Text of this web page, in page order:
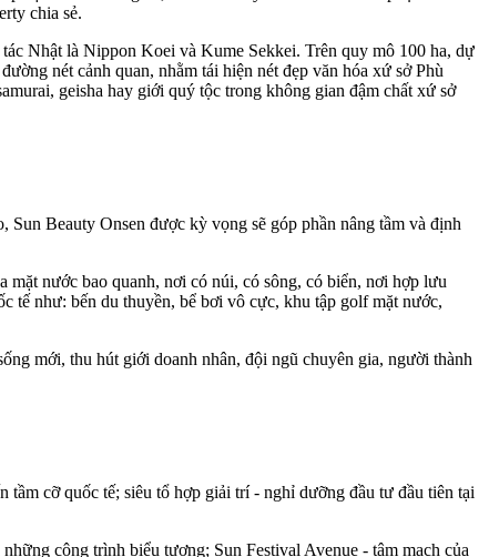
chia sẻ.
Nhật là Nippon Koei và Kume Sekkei. Trên quy mô 100 ha, dự
nét cảnh quan, nhằm tái hiện nét đẹp văn hóa xứ sở Phù
geisha hay giới quý tộc trong không gian đậm chất xứ sở
Beauty Onsen được kỳ vọng sẽ góp phần nâng tầm và định
nước bao quanh, nơi có núi, có sông, có biển, nơi hợp lưu
tế như: bến du thuyền, bể bơi vô cực, khu tập golf mặt nước,
mới, thu hút giới doanh nhân, đội ngũ chuyên gia, người thành
cỡ quốc tế; siêu tổ hợp giải trí - nghỉ dưỡng đầu tư đầu tiên tại
công trình biểu tượng; Sun Festival Avenue - tâm mạch của